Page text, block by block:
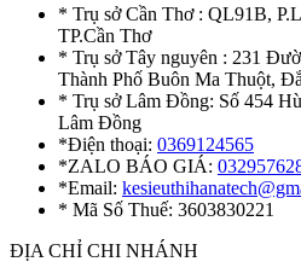
* Trụ sở Cần Thơ : QL91B,
TP.Cần Thơ
* Trụ sở Tây nguyên : 231
Thành Phố Buôn Ma Thuột,
* Trụ sở Lâm Đồng: Số 454
Lâm Đồng
*Điện thoại: 0369124565
*ZALO BÁO GIÁ:
*Email:
* Mã Số Thuế: 3603830221
ĐỊA CHỈ CHI NHÁNH